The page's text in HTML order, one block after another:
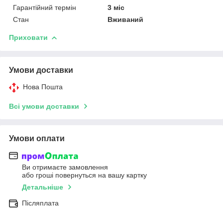
Гарантійний термін
3 міс
Стан
Вживаний
Приховати
Умови доставки
Нова Пошта
Всі умови доставки
Умови оплати
Ви отримаєте замовлення
або гроші повернуться на вашу картку
Детальніше
Післяплата